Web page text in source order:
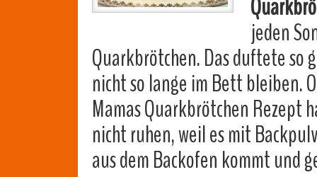
jeden
Quarkbrötchen. Das duftete so
nicht so lange im Bett bleiben.
Mamas Quarkbrötchen Rezept
nicht ruhen, weil es mit
aus dem Backofen kommt und